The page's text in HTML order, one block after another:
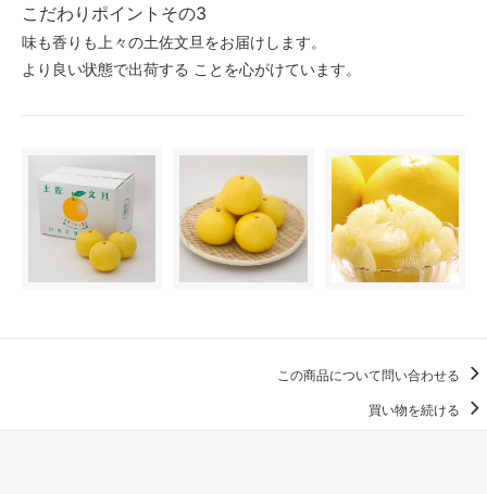
こだわりポイントその3
味も香りも上々の土佐文旦をお届けします。
より良い状態で出荷する ことを心がけています。
この商品について問い合わせる
買い物を続ける